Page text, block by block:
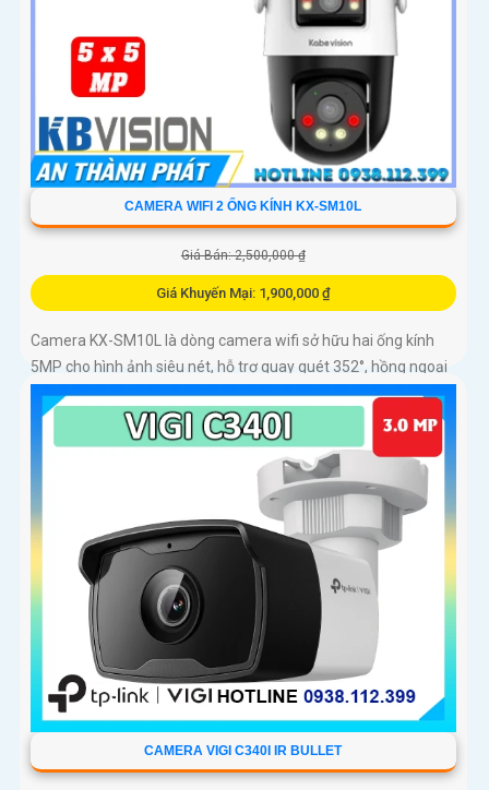
CAMERA WIFI 2 ỐNG KÍNH KX-SM10L
Giá Bán: 2,500,000 ₫
Giá Khuyến Mại: 1,900,000 ₫
Camera KX-SM10L là dòng camera wifi sở hữu hai ống kính
5MP cho hình ảnh siêu nét, hỗ trợ quay quét 352°, hồng ngoại
50m và đèn LED ánh sáng ấm lên đến 40m
CAMERA VIGI C340I IR BULLET